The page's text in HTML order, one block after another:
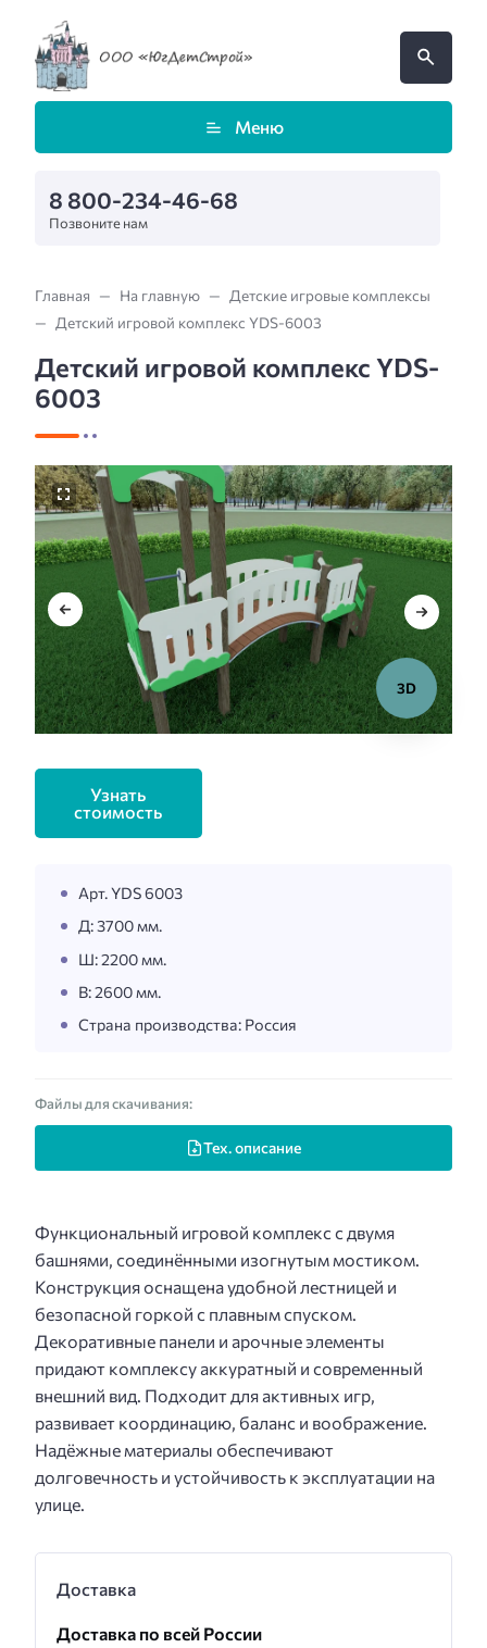
Меню
8 800-234-46-68
Позвоните нам
Главная На главную
Детские игровые комплексы
Детский игровой комплекс YDS-6003
Детский игровой комплекс YDS-
6003
3D
Узнать
стоимость
Арт. YDS 6003
Д: 3700 мм.
Ш: 2200 мм.
В: 2600 мм.
Страна производства: Россия
Файлы для скачивания:
Тех. описание
Функциональный игровой комплекс с двумя
башнями, соединёнными изогнутым мостиком.
Конструкция оснащена удобной лестницей и
безопасной горкой с плавным спуском.
Декоративные панели и арочные элементы
придают комплексу аккуратный и современный
внешний вид. Подходит для активных игр,
развивает координацию, баланс и воображение.
Надёжные материалы обеспечивают
долговечность и устойчивость к эксплуатации на
улице.
Доставка
Доставка по всей России